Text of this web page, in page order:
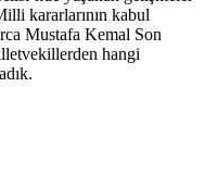
kararlarının kabul
Mustafa Kemal Son
hangi